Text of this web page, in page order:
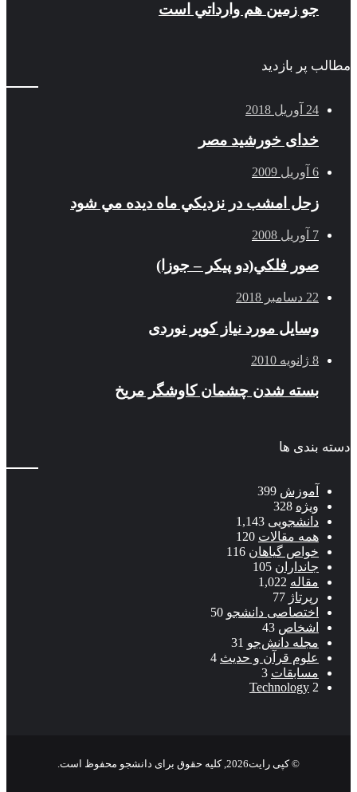
جو زمين هم وارداتي است
مطالب پر بازدید
24 آوریل 2018
خدای خورشید مصر
6 آوریل 2009
زحل امشب در نزديكي ماه ديده مي شود
7 آوریل 2008
صور فلكي(دو پیکر – جوزا)
22 دسامبر 2018
وسایل مورد نیاز کویر نوردی
8 ژانویه 2010
بسته شدن چشمان کاوشگر مريخ
دسته بندی ها
آموزش 399
ویژه 328
دانشجویی 1,143
همه مقالات 120
خواص گیاهان 116
جانداران 105
مقاله 1,022
رپرتاژ 77
اختصاصی دانشجو 50
اشخاص 43
مجله دانش‌جو 31
علوم قرآن و حدیث 4
مسابقات 3
Technology 2
© کپی رایت2026, کلیه حقوق برای دانشجو محفوظ است.